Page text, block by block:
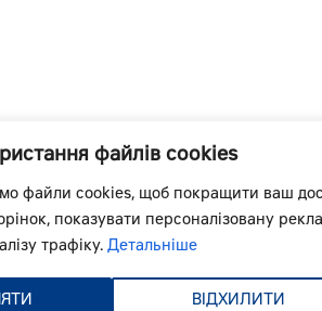
файлів cookies
файли cookies, щоб покращити ваш
показувати персоналізовану
трафіку. Детальніше
ВІДХИЛИТИ